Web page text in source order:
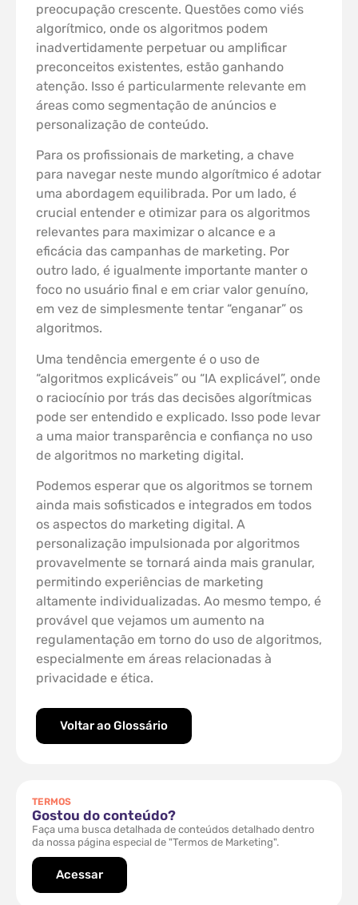
preocupação crescente. Questões como viés
algorítmico, onde os algoritmos podem
inadvertidamente perpetuar ou amplificar
preconceitos existentes, estão ganhando
atenção. Isso é particularmente relevante em
áreas como segmentação de anúncios e
personalização de conteúdo.
Para os profissionais de marketing, a chave
para navegar neste mundo algorítmico é adotar
uma abordagem equilibrada. Por um lado, é
crucial entender e otimizar para os algoritmos
relevantes para maximizar o alcance e a
eficácia das campanhas de marketing. Por
outro lado, é igualmente importante manter o
foco no usuário final e em criar valor genuíno,
em vez de simplesmente tentar “enganar” os
algoritmos.
Uma tendência emergente é o uso de
“algoritmos explicáveis” ou “IA explicável”, onde
o raciocínio por trás das decisões algorítmicas
pode ser entendido e explicado. Isso pode levar
a uma maior transparência e confiança no uso
de algoritmos no marketing digital.
Podemos esperar que os algoritmos se tornem
ainda mais sofisticados e integrados em todos
os aspectos do marketing digital. A
personalização impulsionada por algoritmos
provavelmente se tornará ainda mais granular,
permitindo experiências de marketing
altamente individualizadas. Ao mesmo tempo, é
provável que vejamos um aumento na
regulamentação em torno do uso de algoritmos,
especialmente em áreas relacionadas à
privacidade e ética.
Voltar ao Glossário
TERMOS
Gostou do conteúdo?
Faça uma busca detalhada de conteúdos detalhado dentro
da nossa página especial de "Termos de Marketing".
Acessar